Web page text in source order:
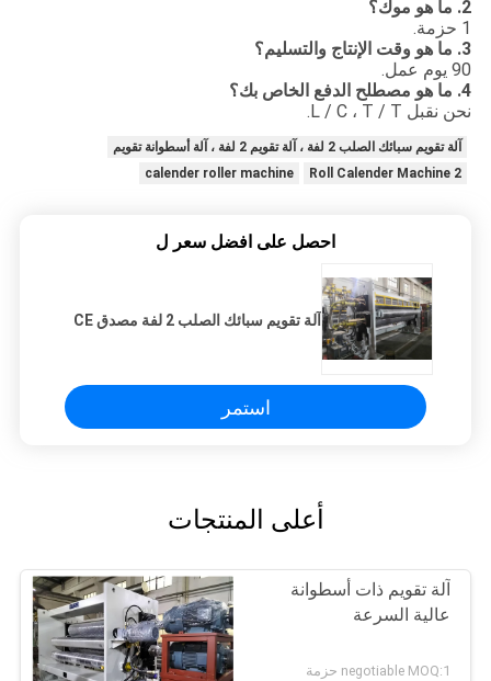
2. ما هو موك؟
1 حزمة.
3. ما هو وقت الإنتاج والتسليم؟
90 يوم عمل.
4. ما هو مصطلح الدفع الخاص بك؟
نحن نقبل L / C ، T / T.
آلة تقويم سبائك الصلب 2 لفة ، آلة تقويم 2 لفة ، آلة أسطوانة تقويم
2 Roll Calender Machine
calender roller machine
احصل على افضل سعر ل
آلة تقويم سبائك الصلب 2 لفة مصدق CE
استمر
أعلى المنتجات
آلة تقويم ذات أسطوانة
عالية السرعة
negotiable MOQ:1 حزمة